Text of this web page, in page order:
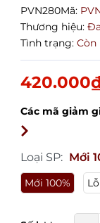
PVN280Mã:
Thương hiệu:
Tình trạng: Còn
Các mã giảm
Loại SP: Mới
Mới 100%